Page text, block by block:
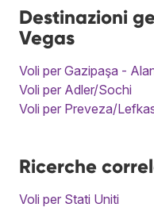
Destinazioni
Vegas
Voli per Gazipaşa -
Voli per Adler/Sochi
Voli per Preveza/
Ricerche
Voli per Stati Uniti